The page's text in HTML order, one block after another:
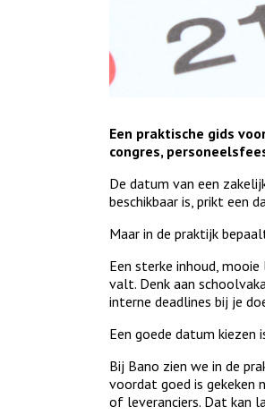
Een praktische gids
congres,
De datum van een
beschikbaar is, prikt een
Maar in de praktijk
Een sterke inhoud,
valt. Denk aan
interne deadlines bij je
Een goede datum kiezen
Bij Bano zien we in de
voordat goed is gekeken
of leveranciers. Dat kan